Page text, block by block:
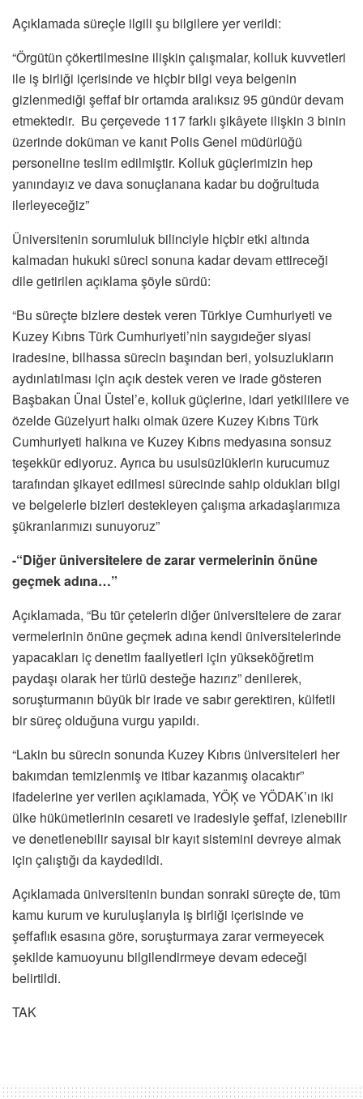
Açıklamada süreçle ilgili şu bilgilere yer verildi:
“Örgütün çökertilmesine ilişkin çalışmalar, kolluk kuvvetleri
ile iş birliği içerisinde ve hiçbir bilgi veya belgenin
gizlenmediği şeffaf bir ortamda aralıksız 95 gündür devam
etmektedir. Bu çerçevede 117 farklı şikâyete ilişkin 3 binin
üzerinde doküman ve kanıt Polis Genel müdürlüğü
personeline teslim edilmiştir. Kolluk güçlerimizin hep
yanındayız ve dava sonuçlanana kadar bu doğrultuda
ilerleyeceğiz”
Üniversitenin sorumluluk bilinciyle hiçbir etki altında
kalmadan hukuki süreci sonuna kadar devam ettireceği
dile getirilen açıklama şöyle sürdü:
“Bu süreçte bizlere destek veren Türkiye Cumhuriyeti ve
Kuzey Kıbrıs Türk Cumhuriyeti’nin saygıdeğer siyasi
iradesine, bilhassa sürecin başından beri, yolsuzlukların
aydınlatılması için açık destek veren ve irade gösteren
Başbakan Ünal Üstel’e, kolluk güçlerine, idari yetkililere ve
özelde Güzelyurt halkı olmak üzere Kuzey Kıbrıs Türk
Cumhuriyeti halkına ve Kuzey Kıbrıs medyasına sonsuz
teşekkür ediyoruz. Ayrıca bu usulsüzlüklerin kurucumuz
tarafından şikayet edilmesi sürecinde sahip oldukları bilgi
ve belgelerle bizleri destekleyen çalışma arkadaşlarımıza
şükranlarımızı sunuyoruz”
-“Diğer üniversitelere de zarar vermelerinin önüne
geçmek adına…”
Açıklamada, “Bu tür çetelerin diğer üniversitelere de zarar
vermelerinin önüne geçmek adına kendi üniversitelerinde
yapacakları iç denetim faaliyetleri için yükseköğretim
paydaşı olarak her türlü desteğe hazırız” denilerek,
soruşturmanın büyük bir irade ve sabır gerektiren, külfetli
bir süreç olduğuna vurgu yapıldı.
“Lakin bu sürecin sonunda Kuzey Kıbrıs üniversiteleri her
bakımdan temizlenmiş ve itibar kazanmış olacaktır”
ifadelerine yer verilen açıklamada, YÖĶ ve YÖDAK’ın iki
ülke hükümetlerinin cesareti ve iradesiyle şeffaf, izlenebilir
ve denetlenebilir sayısal bir kayıt sistemini devreye almak
için çalıştığı da kaydedildi.
Açıklamada üniversitenin bundan sonraki süreçte de, tüm
kamu kurum ve kuruluşlarıyla iş birliği içerisinde ve
şeffaflık esasına göre, soruşturmaya zarar vermeyecek
şekilde kamuoyunu bilgilendirmeye devam edeceği
belirtildi.
TAK